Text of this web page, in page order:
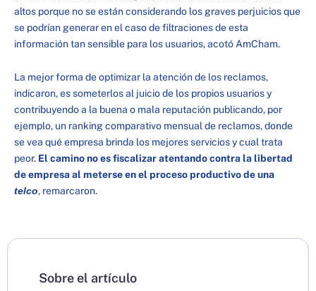
altos porque no se están considerando los graves perjuicios que
se podrían generar en el caso de filtraciones de esta
información tan sensible para los usuarios, acotó AmCham.
La mejor forma de optimizar la atención de los reclamos,
indicaron, es someterlos al juicio de los propios usuarios y
contribuyendo a la buena o mala reputación publicando, por
ejemplo, un ranking comparativo mensual de reclamos, donde
se vea qué empresa brinda los mejores servicios y cual trata
peor. El camino no es fiscalizar atentando contra la libertad
de empresa al meterse en el proceso productivo de una
telco, remarcaron.
Sobre el artículo